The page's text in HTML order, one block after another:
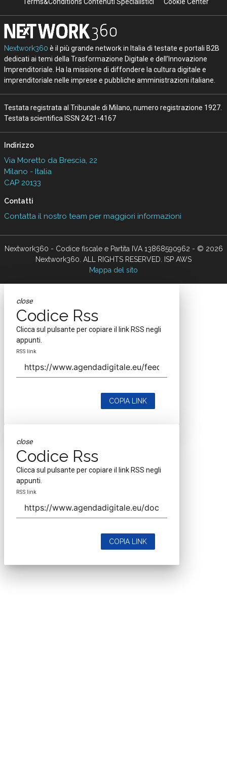
Nextwork360 è il più grande network in Italia di testate e portali B2B
dedicati ai temi della Trasformazione Digitale e dell’Innovazione
Imprenditoriale. Ha la missione di diffondere la cultura digitale e
imprenditoriale nelle imprese e pubbliche amministrazioni italiane.
Testata registrata al Tribunale di Milano, numero registrazione 1927.
Testata scientifica ISSN 2421-4167
Indirizzo
Via Moretto da Brescia, 22
Milano - Italia
CAP 20133
Contatti
Contatta il nostro team per maggiori informazioni
Nextwork360 - Codice fiscale e Partita IVA 13868590962 - © 2026
Nextwork360. ALL RIGHTS RESERVED. ISP AWS
Mappa del sito
close
Codice Rss
Clicca sul pulsante per copiare il link RSS negli
appunti.
RSS link
COPIA LINK
close
Codice Rss
Clicca sul pulsante per copiare il link RSS negli
appunti.
RSS link
COPIA LINK